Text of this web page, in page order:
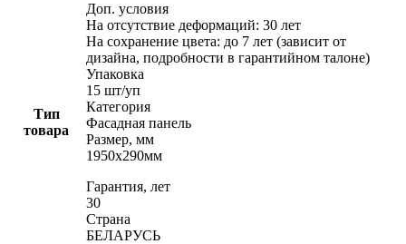
Тип
товара
Доп. условия
На отсутствие деформаций: 30 лет
На сохранение цвета: до 7 лет (зависит от
дизайна, подробности в гарантийном талоне)
Упаковка
15 шт/уп
Категория
Фасадная панель
Размер, мм
1950х290мм
Гарантия, лет
30
Страна
БЕЛАРУСЬ